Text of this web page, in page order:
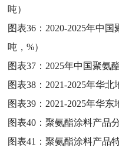
吨）
图表36： 2020-2025年中
吨，%）
图表37： 2025年中国聚氨
图表38： 2021-2025年华
图表39： 2021-2025年华东
图表40：聚氨酯涂料产品
图表41：聚氨酯涂料产品